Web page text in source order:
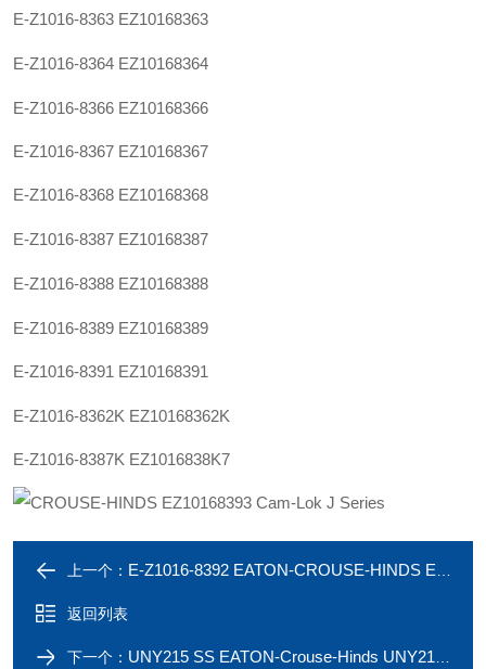
E-Z1016-8363 EZ10168363
E-Z1016-8364 EZ10168364
E-Z1016-8366 EZ10168366
E-Z1016-8367 EZ10168367
E-Z1016-8368 EZ10168368
E-Z1016-8387 EZ10168387
E-Z1016-8388 EZ10168388
E-Z1016-8389 EZ10168389
E-Z1016-8391 EZ10168391
E-Z1016-8362K EZ10168362K
E-Z1016-8387K EZ1016838K7
上一个： E-Z1016-8392 EATON-CROUSE-HINDS EZ10168392 Cam-Lok J Series
返回列表
下一个： UNY215 SS EATON-Crouse-Hinds UNY215SA UNY215 UL由任接头